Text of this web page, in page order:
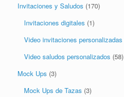
Invitaciones y Saludos (170)
Invitaciones digitales (1)
Video invitaciones personalizadas
Video saludos personalizados (58)
Mock Ups (3)
Mock Ups de Tazas (3)